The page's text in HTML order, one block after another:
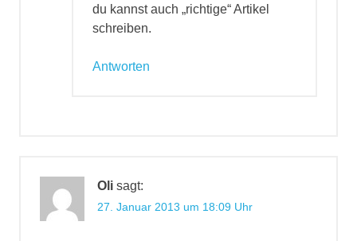
du kannst auch „richtige“ Artikel
schreiben.
Antworten
Oli sagt:
27. Januar 2013 um 18:09 Uhr